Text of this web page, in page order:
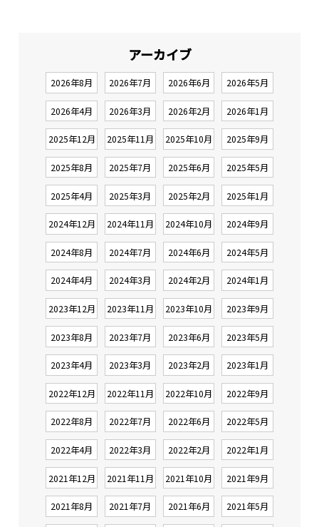
アーカイブ
2026年8月 2026年7月 2026年6月 2026年5月
2026年4月 2026年3月 2026年2月 2026年1月
2025年12月 2025年11月 2025年10月 2025年9月
2025年8月 2025年7月 2025年6月 2025年5月
2025年4月 2025年3月 2025年2月 2025年1月
2024年12月 2024年11月 2024年10月 2024年9月
2024年8月 2024年7月 2024年6月 2024年5月
2024年4月 2024年3月 2024年2月 2024年1月
2023年12月 2023年11月 2023年10月 2023年9月
2023年8月 2023年7月 2023年6月 2023年5月
2023年4月 2023年3月 2023年2月 2023年1月
2022年12月 2022年11月 2022年10月 2022年9月
2022年8月 2022年7月 2022年6月 2022年5月
2022年4月 2022年3月 2022年2月 2022年1月
2021年12月 2021年11月 2021年10月 2021年9月
2021年8月 2021年7月 2021年6月 2021年5月